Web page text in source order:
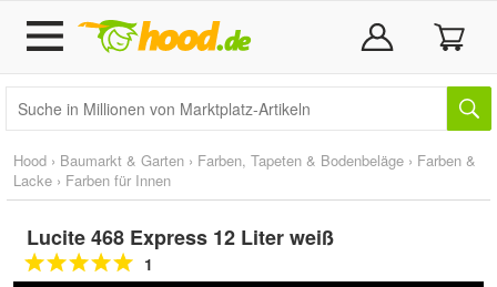
Hood › Baumarkt & Garten › Farben, Tapeten & Bodenbeläge › Farben &
Lacke › Farben für Innen
Lucite 468 Express 12 Liter weiß
1